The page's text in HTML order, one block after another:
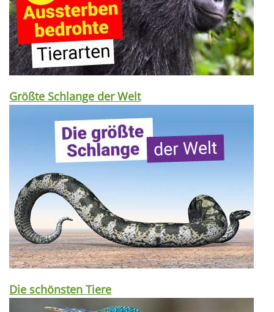
Größte Schlange der Welt
Die schönsten Tiere